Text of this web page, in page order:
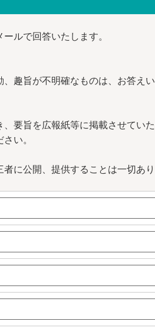
ルで回答いたします。
趣旨が不明確なものは、お答え
要旨を広報紙等に掲載させてい
い。
に公開、提供することは一切あり